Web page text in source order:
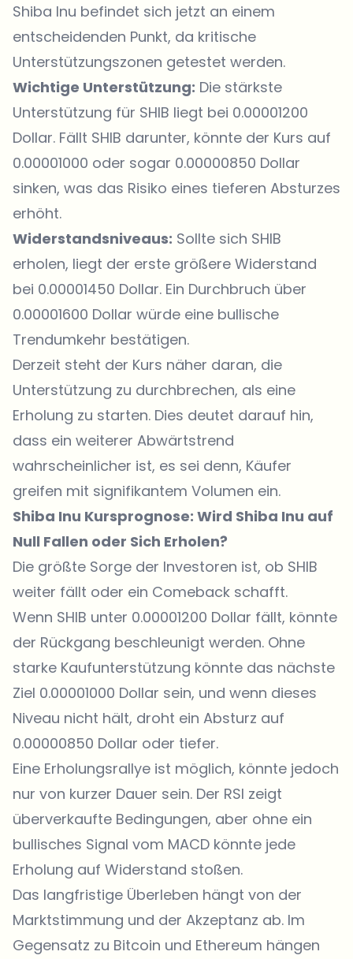
Shiba Inu befindet sich jetzt an einem
entscheidenden Punkt, da kritische
Unterstützungszonen getestet werden.
Wichtige Unterstützung: Die stärkste
Unterstützung für SHIB liegt bei 0.00001200
Dollar. Fällt SHIB darunter, könnte der Kurs auf
0.00001000 oder sogar 0.00000850 Dollar
sinken, was das Risiko eines tieferen Absturzes
erhöht.
Widerstandsniveaus: Sollte sich SHIB
erholen, liegt der erste größere Widerstand
bei 0.00001450 Dollar. Ein Durchbruch über
0.00001600 Dollar würde eine bullische
Trendumkehr bestätigen.
Derzeit steht der Kurs näher daran, die
Unterstützung zu durchbrechen, als eine
Erholung zu starten. Dies deutet darauf hin,
dass ein weiterer Abwärtstrend
wahrscheinlicher ist, es sei denn, Käufer
greifen mit signifikantem Volumen ein.
Shiba Inu Kursprognose: Wird Shiba Inu auf
Null Fallen oder Sich Erholen?
Die größte Sorge der Investoren ist, ob SHIB
weiter fällt oder ein Comeback schafft.
Wenn SHIB unter 0.00001200 Dollar fällt, könnte
der Rückgang beschleunigt werden. Ohne
starke Kaufunterstützung könnte das nächste
Ziel 0.00001000 Dollar sein, und wenn dieses
Niveau nicht hält, droht ein Absturz auf
0.00000850 Dollar oder tiefer.
Eine Erholungsrallye ist möglich, könnte jedoch
nur von kurzer Dauer sein. Der RSI zeigt
überverkaufte Bedingungen, aber ohne ein
bullisches Signal vom MACD könnte jede
Erholung auf Widerstand stoßen.
Das langfristige Überleben hängt von der
Marktstimmung und der Akzeptanz ab. Im
Gegensatz zu Bitcoin und Ethereum hängen